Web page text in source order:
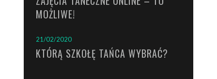
MOŻLIWE!
21/02/2020
KTÓRĄ SZKOŁĘ TAŃCA WYBRAĆ?